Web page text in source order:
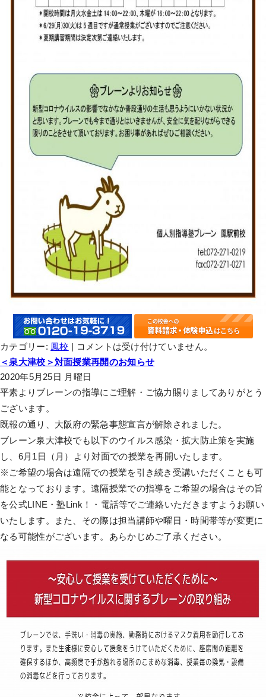
カテゴリー: 鳳校 | コメントは受け付けていません。
＜泉大津校＞対面授業再開のお知らせ
2020年5月25日 月曜日
平素よりブレーンの指導にご理解・ご協力賜りましてありがとう
ございます。
既報の通り、大阪府の緊急事態宣言が解除されました。
ブレーン泉大津校でも以下のウイルス感染・拡大防止策を実施
し、6月1日（月）より対面での授業を再開いたします。
※ご希望の場合は遠隔での授業を引き続き受講いただくことも可
能となっております。遠隔授業での指導をご希望の場合はその旨
を公式LINE・塾Link！・電話等でご連絡いただきますようお願い
いたします。また、その際は担当講師や曜日・時間帯等が変更に
なる可能性がございます。あらかじめご了承ください。